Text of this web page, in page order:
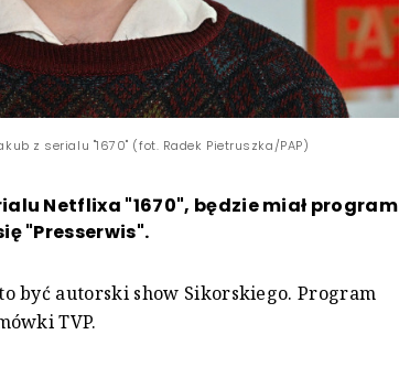
z serialu "1670" (fot. Radek Pietruszka/PAP)
Netflixa "1670", będzie miał program
"Presserwis".
być autorski show Sikorskiego. Program
TVP.